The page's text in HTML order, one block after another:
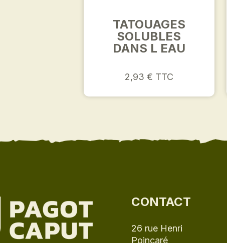
TATOUAGES
SOLUBLES
DANS L EAU
2,93 € TTC
CONTACT
26 rue Henri
Poincaré